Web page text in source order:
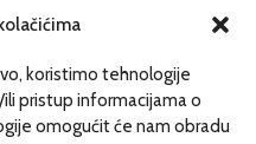
koristimo tehnologije
pristup informacijama o
omogućit će nam obradu